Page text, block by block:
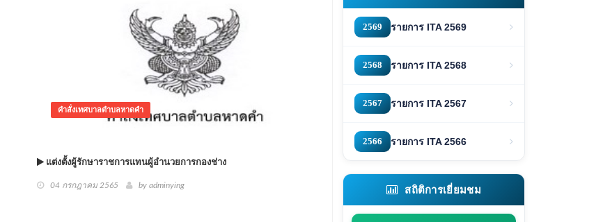
คำสั่งเทศบาลตำบลหาดคำ
แต่งตั้งผู้รักษาราชการแทนผู้อำนวยการกองช่าง
04 กรกฎาคม 2565 by adminying
2569 รายการ ITA 2569
2568 รายการ ITA 2568
2567 รายการ ITA 2567
2566 รายการ ITA 2566
สถิติการเยี่ยมชม